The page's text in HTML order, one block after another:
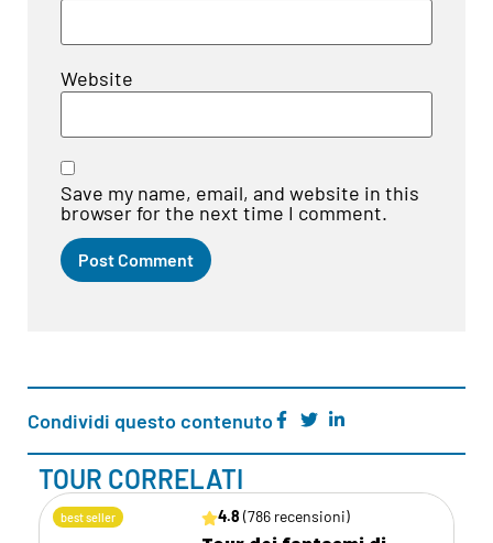
Website
Save my name, email, and website in this
browser for the next time I comment.
Condividi questo contenuto
TOUR CORRELATI
best seller 4.8 (786 recensioni)